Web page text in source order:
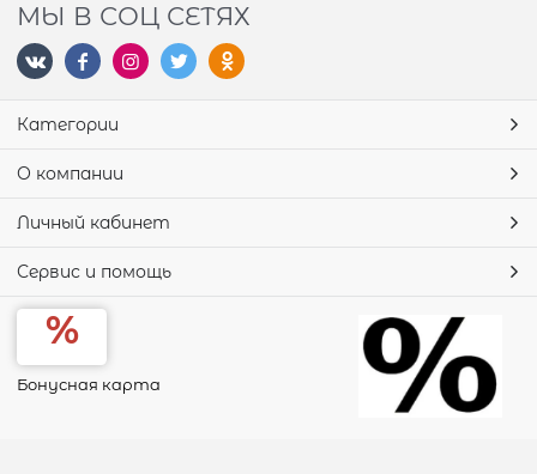
МЫ В СОЦ СЕТЯХ
Категории
О компании
Личный кабинет
Сервис и помощь
Бонусная карта